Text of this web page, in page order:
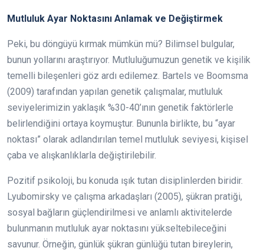
Mutluluk Ayar Noktasını Anlamak ve Değiştirmek
Peki, bu döngüyü kırmak mümkün mü? Bilimsel bulgular,
bunun yollarını araştırıyor. Mutluluğumuzun genetik ve kişilik
temelli bileşenleri göz ardı edilemez. Bartels ve Boomsma
(2009) tarafından yapılan genetik çalışmalar, mutluluk
seviyelerimizin yaklaşık %30-40’ının genetik faktörlerle
belirlendiğini ortaya koymuştur. Bununla birlikte, bu “ayar
noktası” olarak adlandırılan temel mutluluk seviyesi, kişisel
çaba ve alışkanlıklarla değiştirilebilir.
Pozitif psikoloji, bu konuda ışık tutan disiplinlerden biridir.
Lyubomirsky ve çalışma arkadaşları (2005), şükran pratiği,
sosyal bağların güçlendirilmesi ve anlamlı aktivitelerde
bulunmanın mutluluk ayar noktasını yükseltebileceğini
savunur. Örneğin, günlük şükran günlüğü tutan bireylerin,